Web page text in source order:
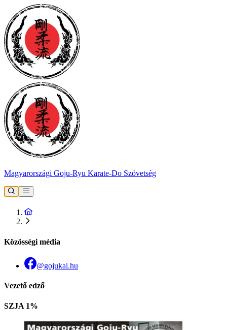
Magyarországi Goju-Ryu Karate-Do Szövetség
Közösségi média
@gojukai.hu
Vezető edző
SZJA 1%